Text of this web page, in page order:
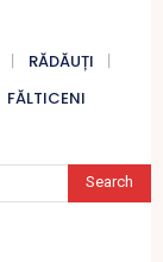
RĂDĂUȚI
FĂLTICENI
Search